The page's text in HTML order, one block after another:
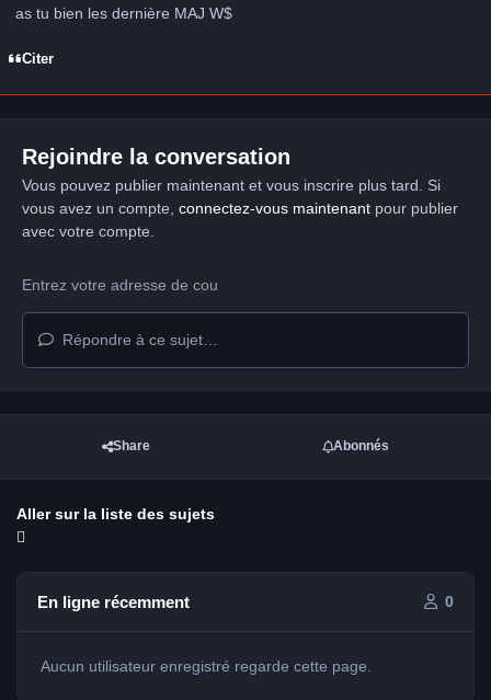
as tu bien les dernière MAJ W$
Citer
Rejoindre la conversation
Vous pouvez publier maintenant et vous inscrire plus tard. Si
vous avez un compte, connectez-vous maintenantpour publier
avec votre compte.
Répondre à ce sujet…
Share Abonnés
Aller sur la liste des sujets
En ligne récemment 0
Aucun utilisateur enregistré regarde cette page.